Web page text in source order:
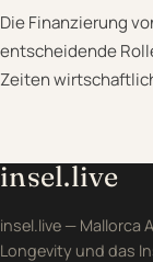
Die Finanzierung
entscheidende
Zeiten
insel.live
insel.live — Mallorca
Longevity und das